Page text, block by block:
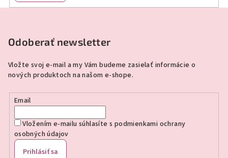
Odoberať newsletter
Vložte svoj e-mail a my Vám budeme zasielať informácie o
nových produktoch na našom e-shope.
Email
Vložením e-mailu súhlasíte s podmienkami ochrany
osobných údajov
Prihlásiť sa